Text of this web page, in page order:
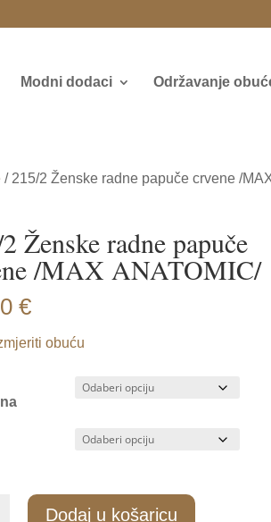
Modni dodaci Održavanje
/ 215/2 Ženske radne papuče crvene /
Ženske radne papuče
/MAX ANATOMIC/
€
obuću
Dodaj u košaricu